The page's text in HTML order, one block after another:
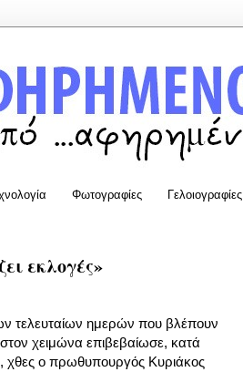
Φωτογραφίες Γελοιογραφίες
εκλογές»
τελευταίων ημερών που βλέπουν
χειμώνα επιβεβαίωσε, κατά
χθες ο πρωθυπουργός Κυριάκος